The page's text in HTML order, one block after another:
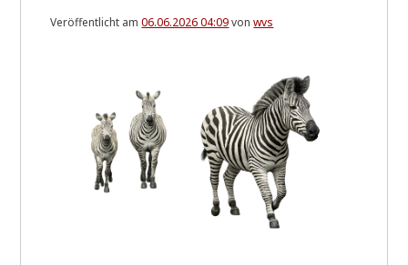
Veröffentlicht am06.06.2026 04:09vonwvs